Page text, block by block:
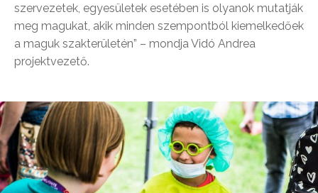
szervezetek, egyesületek esetében is olyanok mutatják
meg magukat, akik minden szempontból kiemelkedőek
a maguk szakterületén” – mondja Vidó Andrea
projektvezető.